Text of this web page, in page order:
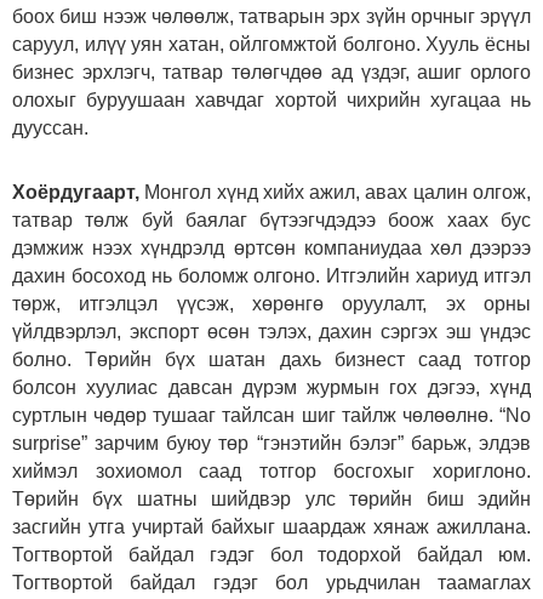
боох биш нээж чөлөөлж, татварын эрх зүйн орчныг эрүүл
саруул, илүү уян хатан, ойлгомжтой болгоно. Хууль ёсны
бизнес эрхлэгч, татвар төлөгчдөө ад үздэг, ашиг орлого
олохыг буруушаан хавчдаг хортой чихрийн хугацаа нь
дууссан.
Хоёрдугаарт, Монгол хүнд хийх ажил, авах цалин олгож,
татвар төлж буй баялаг бүтээгчдэдээ боож хаах бус
дэмжиж нээх хүндрэлд өртсөн компаниудаа хөл дээрээ
дахин босоход нь боломж олгоно. Итгэлийн хариуд итгэл
төрж, итгэлцэл үүсэж, хөрөнгө оруулалт, эх орны
үйлдвэрлэл, экспорт өсөн тэлэх, дахин сэргэх эш үндэс
болно. Төрийн бүх шатан дахь бизнест саад тотгор
болсон хуулиас давсан дүрэм журмын гох дэгээ, хүнд
суртлын чөдөр тушааг тайлсан шиг тайлж чөлөөлнө. “No
surprise” зарчим буюу төр “гэнэтийн бэлэг” барьж, элдэв
хиймэл зохиомол саад тотгор босгохыг хориглоно.
Төрийн бүх шатны шийдвэр улс төрийн биш эдийн
засгийн утга учиртай байхыг шаардаж хянаж ажиллана.
Тогтвортой байдал гэдэг бол тодорхой байдал юм.
Тогтвортой байдал гэдэг бол урьдчилан таамаглах